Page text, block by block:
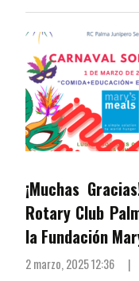
¡Muchas
Rotary Club
la Fundación
2 marzo, 2025 12:36 |